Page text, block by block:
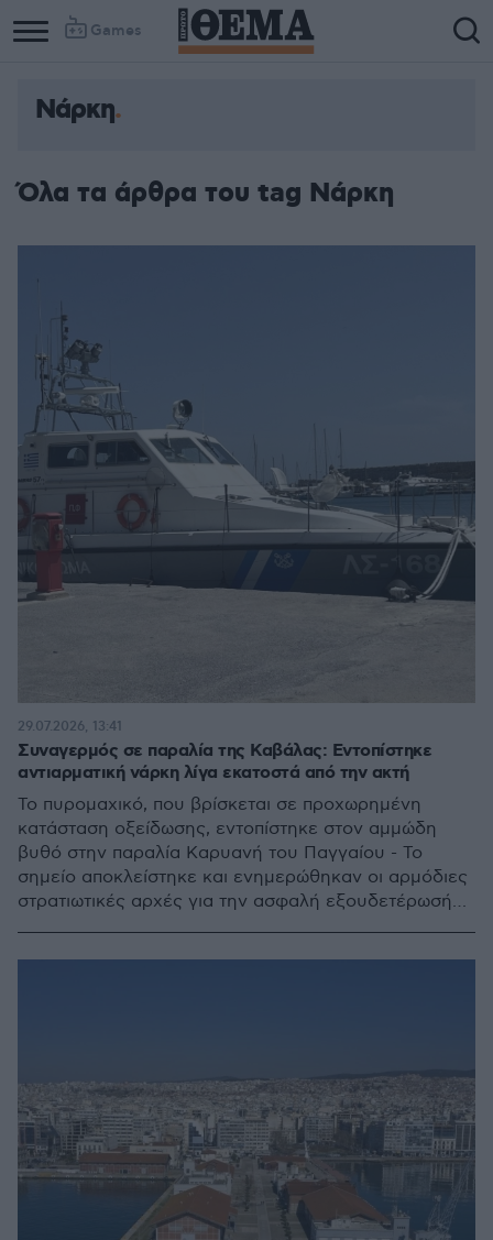
Games
Νάρκη
Όλα τα άρθρα του tag Νάρκη
Συναγερμός σε παραλία της Καβάλας: Εντοπίστηκε
αντιαρματική νάρκη λίγα εκατοστά από την ακτή
Το πυρομαχικό, που βρίσκεται σε προχωρημένη
κατάσταση οξείδωσης, εντοπίστηκε στον αμμώδη
βυθό στην παραλία Καρυανή του Παγγαίου - Το
σημείο αποκλείστηκε και ενημερώθηκαν οι αρμόδιες
στρατιωτικές αρχές για την ασφαλή εξουδετέρωσή
29.07.2026, 13:41